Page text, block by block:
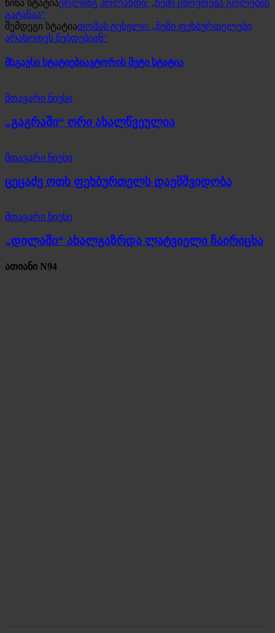
წინა სტატიაერლინგ ჰოლანდი: „ჩემი ცხოვრება გოლების
გატანაა“
შემდეგი სტატიათომას ტუხელი: „ჩემი ფეხბურთელები
არასოდეს ნებდებიან“
მსგავსი სტატიებიავტორის მეტი სტატია
მთავარი ნიუსი
„გაგრაში“ ორი ახალწვეულია
მთავარი ნიუსი
ცეცაძე ოთხ ფეხბურთელს დაემშვიდობა
მთავარი ნიუსი
„დილაში“ ახალგაზრდა ლატვიელი ჩაირიცხა
ათიანი N94